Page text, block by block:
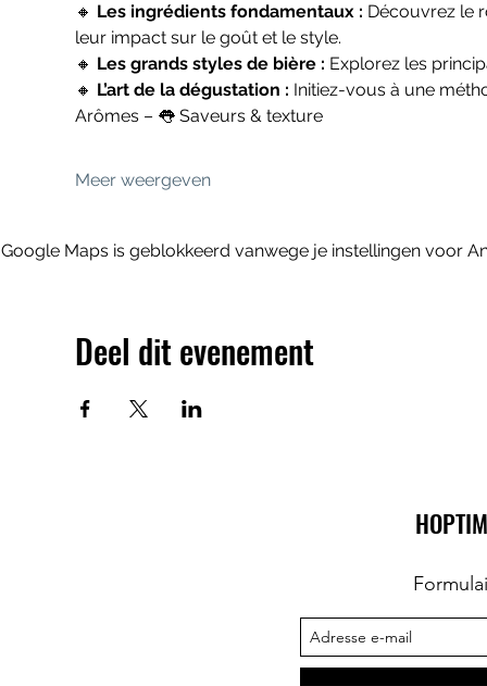
🔸 Les ingrédients fondamentaux : Découvrez le
leur impact sur le goût et le style.
🔸 Les grands styles de bière : Explorez les
🔸 L’art de la dégustation : Initiez-vous à une
Arômes – 👅 Saveurs & texture
Meer weergeven
Google Maps is geblokkeerd vanwege je instellingen voor
Deel dit evenement